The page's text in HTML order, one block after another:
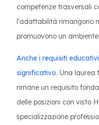
competenze trasversali
l'adattabilità rimangono
promuovono un
Anche i requisiti
significativo. Una laurea
rimane un requisito
delle posizioni con visto
specializzazione